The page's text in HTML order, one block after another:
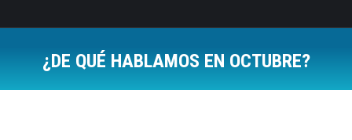
¿DE QUÉ HABLAMOS EN OCTUBRE?